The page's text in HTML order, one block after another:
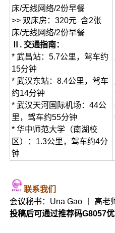
床/无线网络/2份早餐
>> 双床房：320元 含2张
床/无线网络/2份早餐
Ⅱ. 交通指南：
* 武昌站：5.7公里，驾车约
15分钟
* 武汉东站：8.4公里，驾车
约14分钟
* 武汉天河国际机场：44公
里，驾车约55分钟
* 华中师范大学（南湖校
区）：1.3公里，驾车约4分
钟
联系我们
会议秘书：Una Gao 丨 高老
投稿后可通过推荐码G8057